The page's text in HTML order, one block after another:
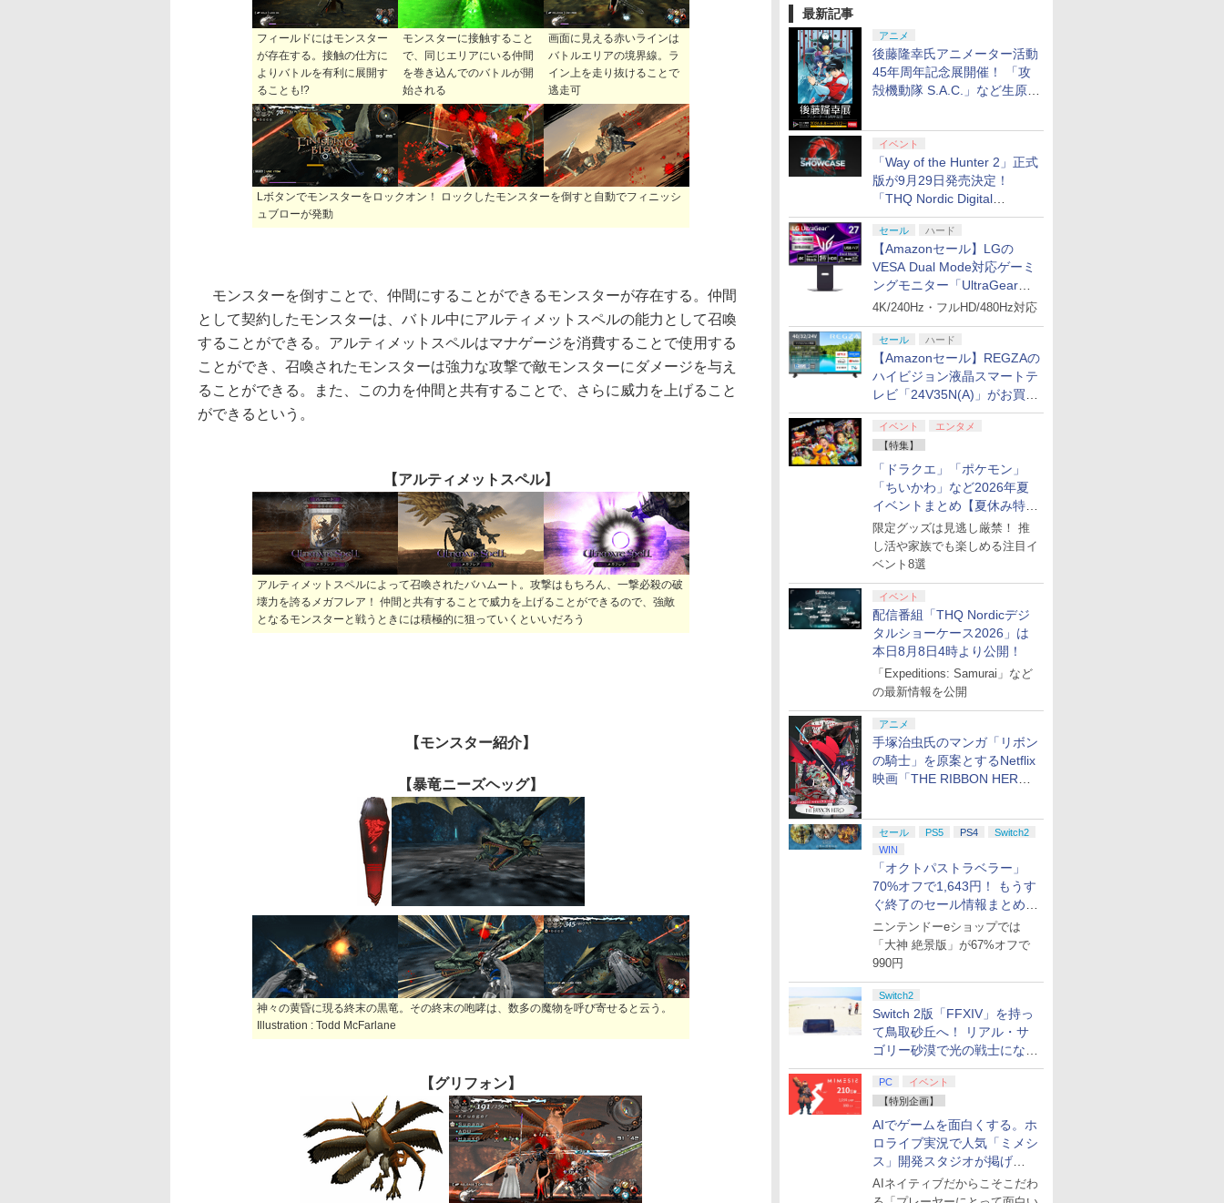
最新記事
アニメ
後藤隆幸氏アニメーター活動
45年周年記念展開催！ 「攻
殻機動隊 S.A.C.」など生原
イベント
「Way of the Hunter 2」正式
版が9月29日発売決定！
「THQ Nordic Digital
Showcase 2026」まとめ
セール ハード
【Amazonセール】LGの
VESA Dual Mode対応ゲーミ
ングモニター「UltraGear
27G850A-B」がお買い得！
4K/240Hz・フルHD/480Hz対応
セール ハード
【Amazonセール】REGZAの
ハイビジョン液晶スマートテ
レビ「24V35N(A)」がお買い
得！
イベント
エンタメ
【特集】
「ドラクエ」「ポケモン」
「ちいかわ」など2026年夏
イベントまとめ【夏休み特
集】
限定グッズは見逃し厳禁！ 推
し活や家族でも楽しめる注目イ
ベント8選
イベント
配信番組「THQ Nordicデジ
タルショーケース2026」は
本日8月8日4時より公開！
「Expeditions: Samurai」など
の最新情報を公開
アニメ
手塚治虫氏のマンガ「リボン
の騎士」を原案とするNetflix
映画「THE RIBBON HERO
セール PS5 PS4
Switch2
WIN
「オクトパストラベラー」
70%オフで1,643円！ もうす
ぐ終了のセール情報まとめ
【8月8日更新】
ニンテンドーeショップでは
「大神 絶景版」が67%オフで
990円
Switch2
Switch 2版「FFXIV」を持っ
て鳥取砂丘へ！ リアル・サ
ゴリー砂漠で光の戦士になっ
てみた
PC
イベント
【特別企画】
AIでゲームを面白くする。ホ
ロライブ実況で人気「ミメシ
ス」開発スタジオが掲げ
る“AI活用の信念”とは？【講
演レポート】
AIネイティブだからこそこだわ
フィールドにはモンスター
が存在する。接触の仕方に
よりバトルを有利に展開す
ることも!?
モンスターに接触すること
で、同じエリアにいる仲間
を巻き込んでのバトルが開
始される
画面に見える赤いラインは
バトルエリアの境界線。ラ
イン上を走り抜けることで
逃走可
Lボタンでモンスターをロックオン！ ロックしたモンスターを倒すと自動でフィニッシ
ュブローが発動
モンスターを倒すことで、仲間にすることができるモンスターが存在する。仲間
として契約したモンスターは、バトル中にアルティメットスペルの能力として召喚
することができる。アルティメットスペルはマナゲージを消費することで使用する
ことができ、召喚されたモンスターは強力な攻撃で敵モンスターにダメージを与え
ることができる。また、この力を仲間と共有することで、さらに威力を上げること
ができるという。
【アルティメットスペル】
アルティメットスペルによって召喚されたバハムート。攻撃はもちろん、一撃必殺の破
壊力を誇るメガフレア！ 仲間と共有することで威力を上げることができるので、強敵
となるモンスターと戦うときには積極的に狙っていくといいだろう
【モンスター紹介】
【暴竜ニーズヘッグ】
神々の黄昏に現る終末の黒竜。その終末の咆哮は、数多の魔物を呼び寄せると云う。
Illustration : Todd McFarlane
【グリフォン】